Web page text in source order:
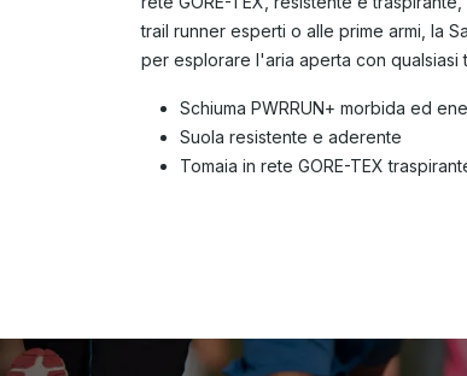
trail runner esperti o alle prime armi, la
per esplorare l'aria aperta con qualsiasi
Schiuma PWRRUN+ morbida ed
Suola resistente e aderente
Tomaia in rete GORE-TEX